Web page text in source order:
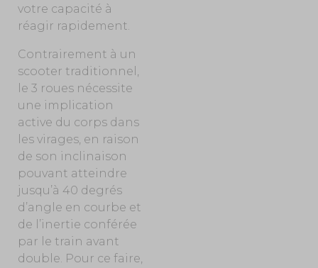
votre capacité à
réagir rapidement.
Contrairement à un
scooter traditionnel,
le 3 roues nécessite
une implication
active du corps dans
les virages, en raison
de son inclinaison
pouvant atteindre
jusqu’à 40 degrés
d’angle en courbe et
de l’inertie conférée
par le train avant
double. Pour ce faire,